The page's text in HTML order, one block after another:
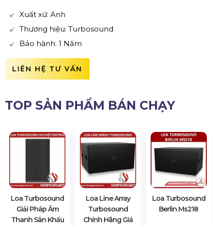
Xuất xứ: Anh
Thương hiệu: Turbosound
Bảo hành: 1 Năm
LIÊN HỆ TƯ VẤN
TOP SẢN PHẨM BÁN CHẠY
Loa Turbosound
Giải Pháp Âm
Thanh Sân Khấu
Loa Line Array
Turbosound
Chính Hãng Giá
Loa Turbosound
Berlin Ms218